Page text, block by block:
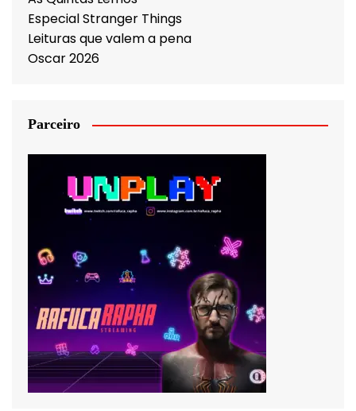
Especial Stranger Things
Leituras que valem a pena
Oscar 2026
Parceiro